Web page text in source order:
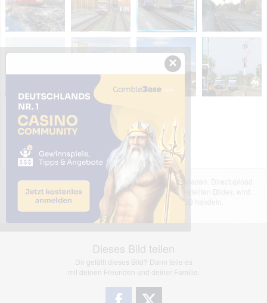
Das dargestellte Bild wurde von einem Nutzer hochgeladen. Directupload
übernimmt keinerlei Haftung für den Inhalt des dargestellten Bildes, wird
jedoch bei Verstößen nach §2(3) unserer AGB handeln.
Dieses Bild teilen
Dir gefällt dieses Bild? Dann teile es
mit deinen Freunden und deiner Familie.
×